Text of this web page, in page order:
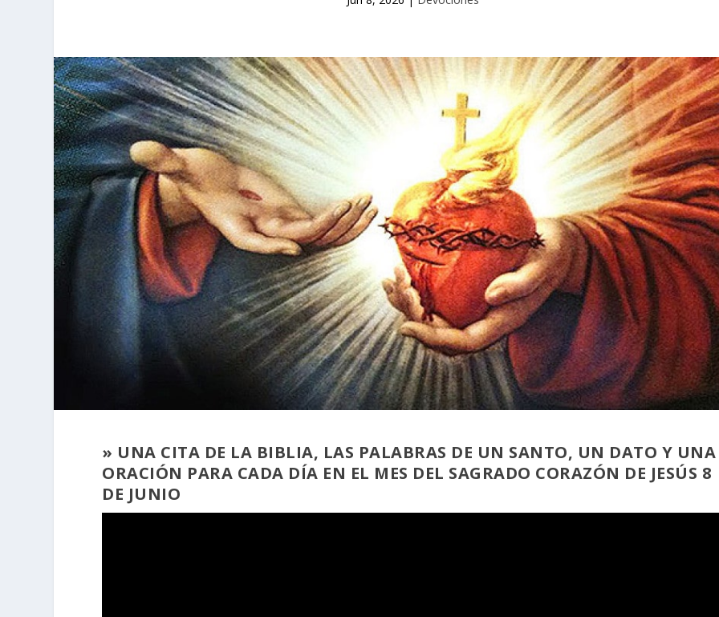
» UNA CITA DE LA BIBLIA, LAS PALABRAS DE UN SANTO, UN DATO Y UNA
ORACIÓN PARA CADA DÍA EN EL MES DEL SAGRADO CORAZÓN DE JESÚS 8
DE JUNIO